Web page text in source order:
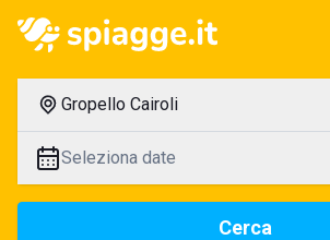
Gropello Cairoli
Seleziona date
Cerca